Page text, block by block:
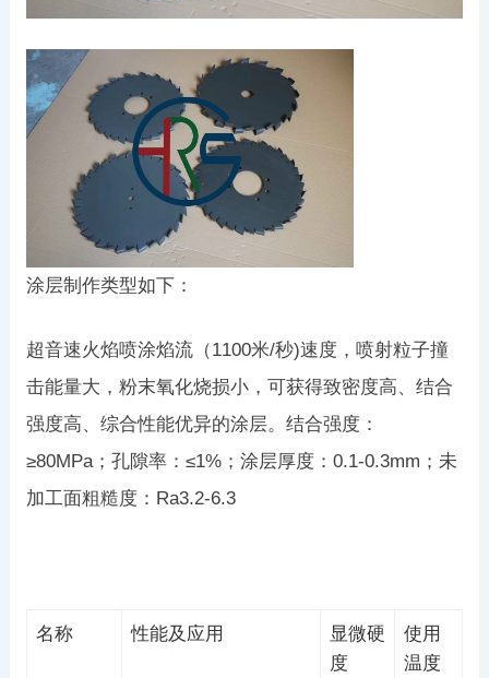
涂层制作类型如下：
超音速火焰喷涂焰流（1100米/秒)速度，喷射粒子撞
击能量大，粉末氧化烧损小，可获得致密度高、结合
强度高、综合性能优异的涂层。结合强度：
≥80MPa；孔隙率：≤1%；涂层厚度：0.1-0.3mm；未
加工面粗糙度：Ra3.2-6.3
名称 性能及应用
显微硬
度
使用
温度